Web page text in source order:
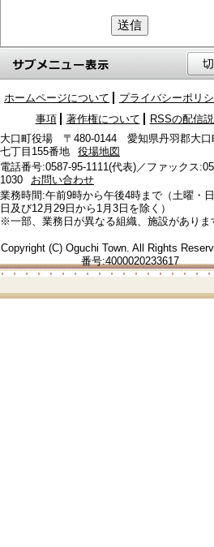
ホームページについて プライバシーポリ
事項
著作権について
RSSの配信
大口町役場 〒480-0144 愛知県丹羽郡大口
七丁目155番地
役場地図
電話番号:0587-95-1111(代表)／ファックス
1030
お問い合わせ
業務時間:午前9時から午後4時まで（土曜・
日及び12月29日から1月3日を除く）
※一部、業務日が異なる組織、施設がありま
Copyright (C) Oguchi Town. All Rights
番号:4000020233617